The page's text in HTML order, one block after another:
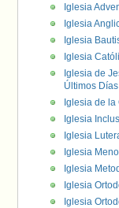
Iglesia
Iglesia
Iglesia
Iglesia
Iglesia de
Últimos
Iglesia de
Iglesia
Iglesia
Iglesia
Iglesia
Iglesia
Iglesia